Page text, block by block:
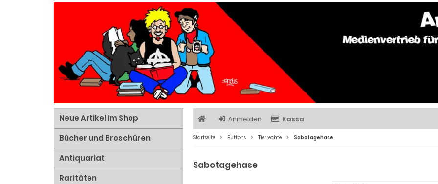
Anmelden Kassa
Startseite Buttons Tierrechte Sabotagehase
Sabotagehase
Neue Artikel im Shop
Bücher und Broschüren
Antiquariat
Raritäten